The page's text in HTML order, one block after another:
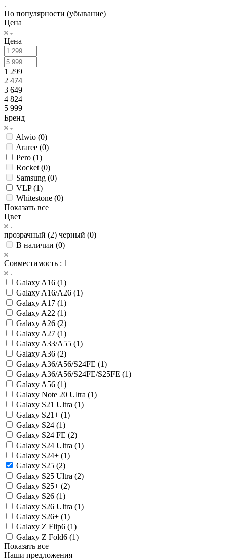
По популярности (убывание)
Цена
Цена
1 299
2 474
3 649
4 824
5 999
Бренд
Alwio (0)
Araree (0)
Pero (1)
Rocket (0)
Samsung (0)
VLP (1)
Whitestone (0)
Показать все
Цвет
прозрачный (2) черный (0)
В наличии (0)
Совместимость : 1
Galaxy A16 (1)
Galaxy A16/A26 (1)
Galaxy A17 (1)
Galaxy A22 (1)
Galaxy A26 (2)
Galaxy A27 (1)
Galaxy A33/А55 (1)
Galaxy A36 (2)
Galaxy A36/A56/S24FE (1)
Galaxy A36/A56/S24FE/S25FE (1)
Galaxy A56 (1)
Galaxy Note 20 Ultra (1)
Galaxy S21 Ultra (1)
Galaxy S21+ (1)
Galaxy S24 (1)
Galaxy S24 FE (2)
Galaxy S24 Ultra (1)
Galaxy S24+ (1)
Galaxy S25 (2)
Galaxy S25 Ultra (2)
Galaxy S25+ (2)
Galaxy S26 (1)
Galaxy S26 Ultra (1)
Galaxy S26+ (1)
Galaxy Z Flip6 (1)
Galaxy Z Fold6 (1)
Показать все
Наши предложения